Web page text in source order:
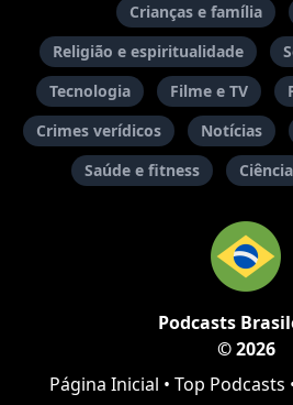
Crianças e família
Religião e espiritualidade
Tecnologia
Filme e TV
Crimes verídicos
Notícias
Saúde e fitness
Ciência
Podcasts
© 2026
Página Inicial • Top Podcasts